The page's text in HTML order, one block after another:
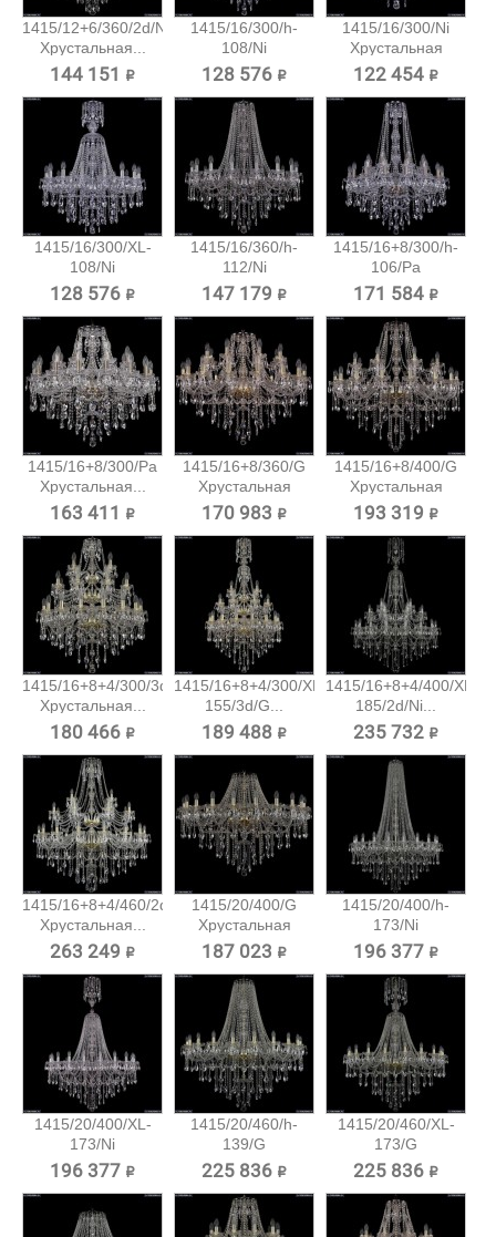
1415/12+6/360/2d/Ni
Хрустальная...
144 151 ₽
1415/16/300/h-
108/Ni
Хрустальная...
128 576 ₽
1415/16/300/Ni
Хрустальная
подвесная...
122 454 ₽
1415/16/300/XL-
108/Ni
Хрустальная...
128 576 ₽
1415/16/360/h-
112/Ni
Хрустальная...
147 179 ₽
1415/16+8/300/h-
106/Pa
Хрустальная...
171 584 ₽
1415/16+8/300/Pa
Хрустальная...
163 411 ₽
1415/16+8/360/G
Хрустальная
подвесная...
170 983 ₽
1415/16+8/400/G
Хрустальная
подвесная...
193 319 ₽
1415/16+8+4/300/3d/G
Хрустальная...
180 466 ₽
1415/16+8+4/300/XL-
155/3d/G...
189 488 ₽
1415/16+8+4/400/XL-
185/2d/Ni...
235 732 ₽
1415/16+8+4/460/2d/G
Хрустальная...
263 249 ₽
1415/20/400/G
Хрустальная
подвесная...
187 023 ₽
1415/20/400/h-
173/Ni
Хрустальная...
196 377 ₽
1415/20/400/XL-
173/Ni
Хрустальная...
196 377 ₽
1415/20/460/h-
139/G
Хрустальная...
225 836 ₽
1415/20/460/XL-
173/G
Хрустальная...
225 836 ₽